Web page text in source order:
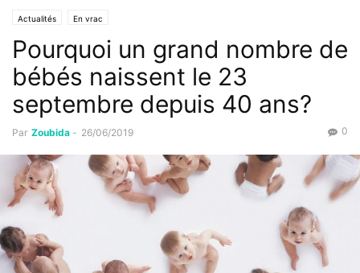
Actualités En vrac
Pourquoi un grand nombre de
bébés naissent le 23
septembre depuis 40 ans?
Par Zoubida - 26/06/2019 0